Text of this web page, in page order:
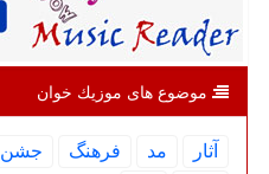
موضوع های موزیك خوان
آثار مد فرهنگ جشن